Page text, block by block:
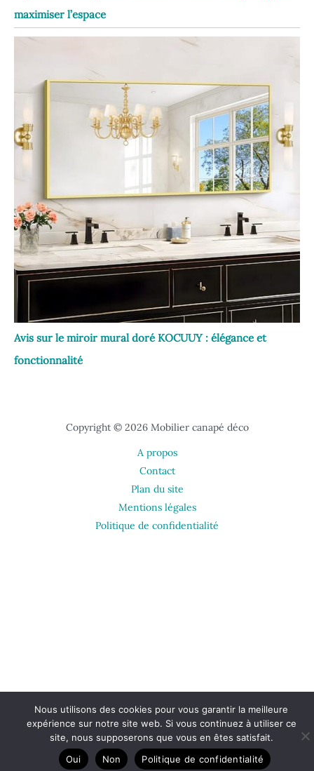
maximiser l’espace
Avis sur le miroir mural doré KOCUUY : élégance et
fonctionnalité
Copyright © 2026 Mobilier canapé déco
A propos
Contact
Plan du site
Mentions légales
Politique de confidentialité
Nous utilisons des cookies pour vous garantir la meilleure
expérience sur notre site web. Si vous continuez à utiliser ce
site, nous supposerons que vous en êtes satisfait.
Oui
Non Politique de confidentialité